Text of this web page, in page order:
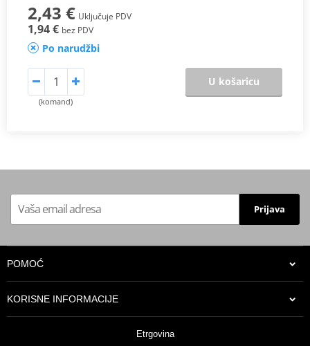
2,43 € Uključuje PDV
1,94 € bez PDV
Po narudžbi
(komand)
U košaricu
Prijava
POMOĆ
KORISNE INFORMACIJE
Etrgovina